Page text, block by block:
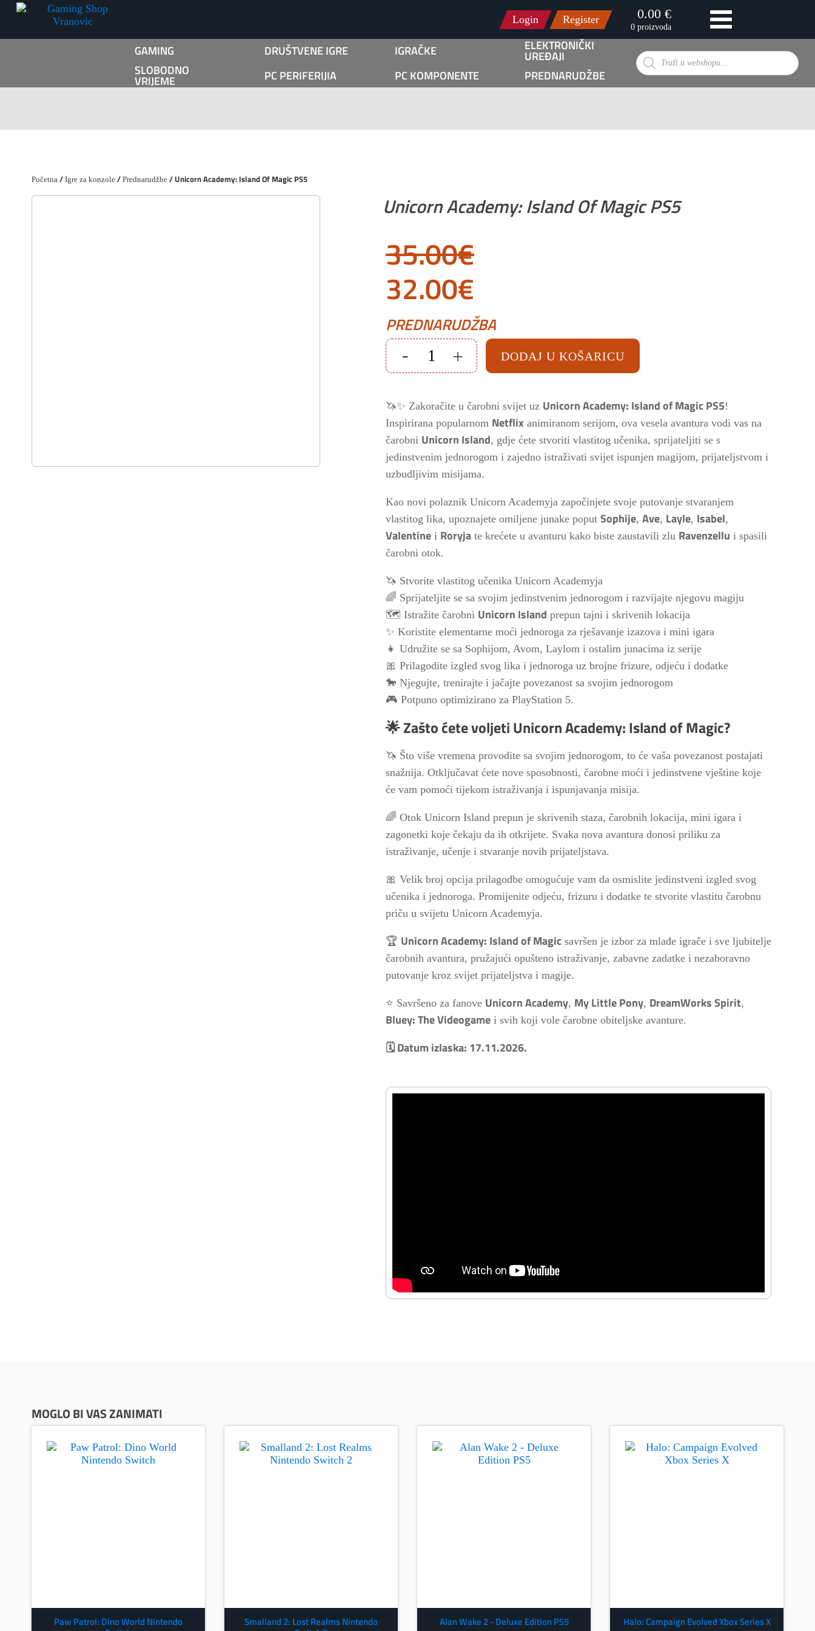
Login Register 0.00 €
0 proizvoda
GAMING DRUŠTVENE IGRE IGRAČKE ELEKTRONIČKI
UREĐAJI
SLOBODNO
VRIJEME PC PERIFERIJIA PC KOMPONENTE PREDNARUDŽBE
Products
search
Početna / Igre za konzole / Prednarudžbe / Unicorn Academy: Island Of Magic PS5
Unicorn Academy: Island Of Magic PS5
35.00€
Izvorna
cijena
bila
je:
35.00€.
32.00€
cijena
je:
32.00€.
PREDNARUDŽBA
-
Academy:
PS5
+ DODAJ U KOŠARICU
🦄✨ Zakoračite u čarobni svijet uz Unicorn Academy: Island of Magic PS5!
Inspirirana popularnom Netflix animiranom serijom, ova vesela avantura vodi vas na
čarobni Unicorn Island, gdje ćete stvoriti vlastitog učenika, sprijateljiti se s
jedinstvenim jednorogom i zajedno istraživati svijet ispunjen magijom, prijateljstvom i
uzbudljivim misijama.
Kao novi polaznik Unicorn Academyja započinjete svoje putovanje stvaranjem
vlastitog lika, upoznajete omiljene junake poput Sophije, Ave, Layle, Isabel,
Valentine i Roryja te krećete u avanturu kako biste zaustavili zlu Ravenzellu i spasili
čarobni otok.
🦄 Stvorite vlastitog učenika Unicorn Academyja
🌈 Sprijateljite se sa svojim jedinstvenim jednorogom i razvijajte njegovu magiju
🗺️ Istražite čarobni Unicorn Island prepun tajni i skrivenih lokacija
✨ Koristite elementarne moći jednoroga za rješavanje izazova i mini igara
👧 Udružite se sa Sophijom, Avom, Laylom i ostalim junacima iz serije
🎀 Prilagodite izgled svog lika i jednoroga uz brojne frizure, odjeću i dodatke
🐎 Njegujte, trenirajte i jačajte povezanost sa svojim jednorogom
🎮 Potpuno optimizirano za PlayStation 5.
🌟 Zašto ćete voljeti Unicorn Academy: Island of Magic?
🦄 Što više vremena provodite sa svojim jednorogom, to će vaša povezanost postajati
snažnija. Otključavat ćete nove sposobnosti, čarobne moći i jedinstvene vještine koje
će vam pomoći tijekom istraživanja i ispunjavanja misija.
🌈 Otok Unicorn Island prepun je skrivenih staza, čarobnih lokacija, mini igara i
zagonetki koje čekaju da ih otkrijete. Svaka nova avantura donosi priliku za
istraživanje, učenje i stvaranje novih prijateljstava.
🎀 Velik broj opcija prilagodbe omogućuje vam da osmislite jedinstveni izgled svog
učenika i jednoroga. Promijenite odjeću, frizuru i dodatke te stvorite vlastitu čarobnu
priču u svijetu Unicorn Academyja.
🏆 Unicorn Academy: Island of Magic savršen je izbor za mlađe igrače i sve ljubitelje
čarobnih avantura, pružajući opušteno istraživanje, zabavne zadatke i nezaboravno
putovanje kroz svijet prijateljstva i magije.
⭐ Savršeno za fanove Unicorn Academy, My Little Pony, DreamWorks Spirit,
Bluey: The Videogame i svih koji vole čarobne obiteljske avanture.
🗓️ Datum izlaska: 17.11.2026.
MOGLO BI VAS ZANIMATI
Paw Patrol: Dino World Nintendo Smalland 2: Lost Realms Nintendo Alan Wake 2 - Deluxe Edition PS5 Halo: Campaign Evolved Xbox Series X